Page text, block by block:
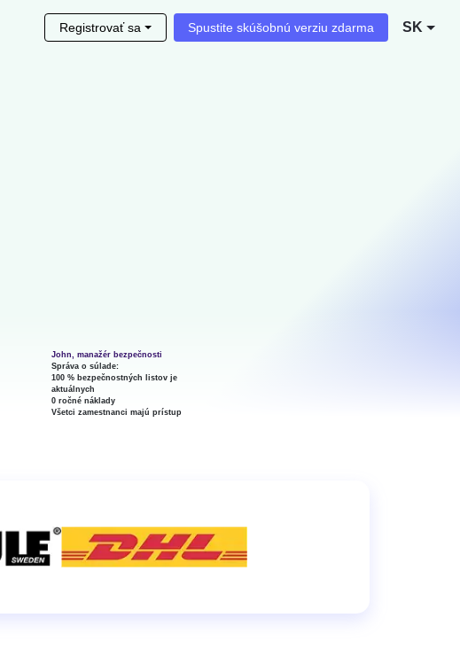
Registrovať sa Spustite skúšobnú verziu zdarma SK
John, manažér bezpečnosti
Správa o súlade:
100 % bezpečnostných listov je
aktuálnych
0 ročné náklady
Všetci zamestnanci majú prístup